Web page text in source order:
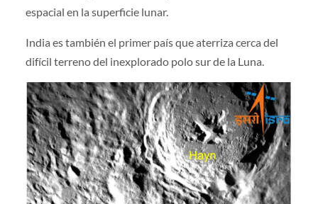
espacial en la superficie lunar.
India es también el primer país que aterriza cerca del
difícil terreno del inexplorado polo sur de la Luna.